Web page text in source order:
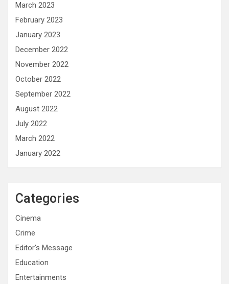
March 2023
February 2023
January 2023
December 2022
November 2022
October 2022
September 2022
August 2022
July 2022
March 2022
January 2022
Categories
Cinema
Crime
Editor's Message
Education
Entertainments